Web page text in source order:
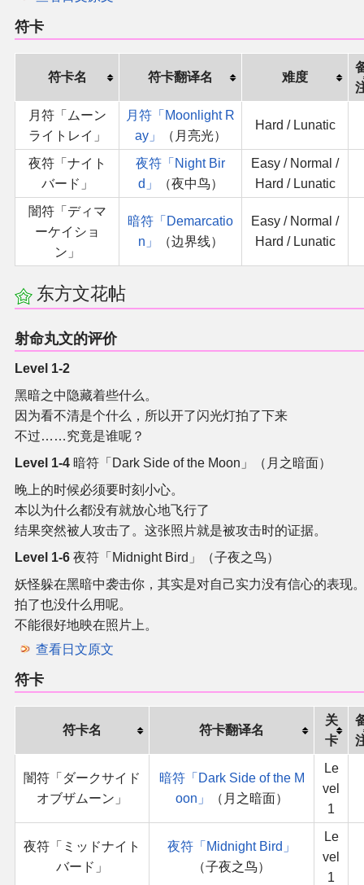
符卡
符卡名 符卡翻译名 难度
月符「ムーン
ライトレイ」
月符「Moonlight R
ay」
（月亮光）
Hard / Lunatic
夜符「ナイト
バード」
夜符「Night Bir
d」
（夜中鸟）
Easy / Normal /
Hard / Lunatic
闇符「ディマ
ーケイショ
ン」
暗符「Demarcatio
n」
（边界线）
Easy / Normal /
Hard / Lunatic
东方文花帖
射命丸文的评价
Level 1-2
黑暗之中隐藏着些什么。
因为看不清是个什么，所以开了闪光灯拍了下来
不过……究竟是谁呢？
Level 1-4 暗符「Dark Side of the Moon」（月之暗面）
晚上的时候必须要时刻小心。
本以为什么都没有就放心地飞行了
结果突然被人攻击了。这张照片就是被攻击时的证据。
Level 1-6 夜符「Midnight Bird」（子夜之鸟）
妖怪躲在黑暗中袭击你，其实是对自己实力没有信心的表现
拍了也没什么用呢。
不能很好地映在照片上。
查看日文原文
符卡
符卡名 符卡翻译名
关
卡
闇符「ダークサイド
オブザムーン」
暗符「Dark Side of the M
oon」
（月之暗面）
Le
vel
1
夜符「ミッドナイト
バード」
夜符「Midnight Bird」
（子夜之鸟）
Le
vel
1